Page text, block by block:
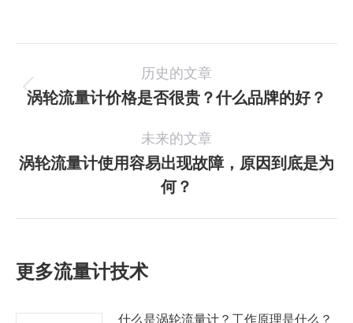
章
航
历史的文章
历
的
文
章：
涡轮流量计价格是否很贵？什么品牌的好？
未来的文章
未
来
的
涡轮流量计使用容易出现故障，原因到底是为
何？
更多流量计技术
什么是涡轮流量计？工作原理是什么？